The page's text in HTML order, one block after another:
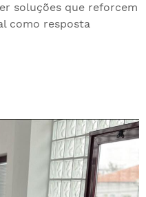
soluções que reforcem
como resposta